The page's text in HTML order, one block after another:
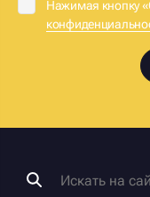
Нажимая кнопку